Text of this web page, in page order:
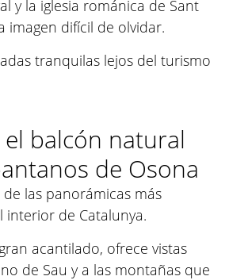
y la iglesia románica de Sant
imagen difícil de olvidar.
tranquilas lejos del turismo
el balcón natural
de Osona
las panorámicas más
interior de Catalunya.
acantilado, ofrece vistas
de Sau y a las montañas que